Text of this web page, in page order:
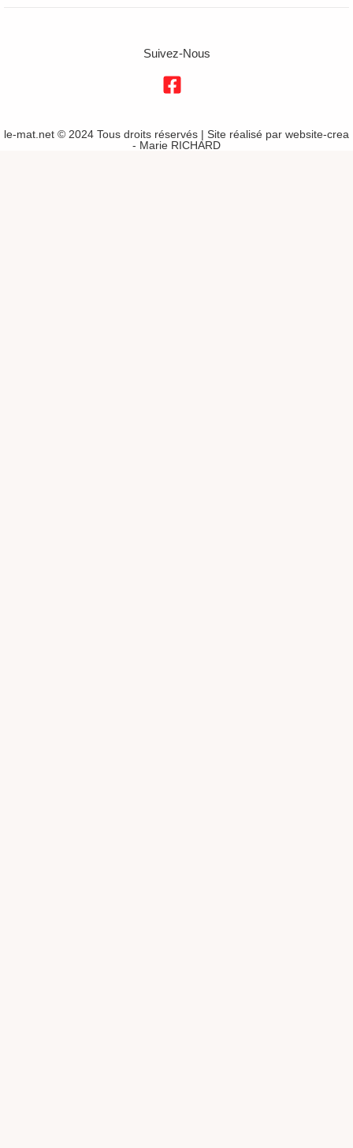
Suivez-Nous
le-mat.net © 2024 Tous droits réservés | Site réalisé par website-crea
- Marie RICHARD